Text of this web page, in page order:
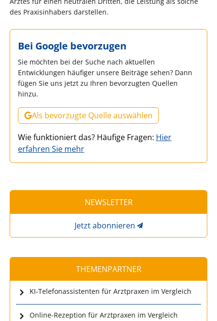
des Praxisinhabers darstellen.
Bei Google bevorzugen
Sie möchten bei der Suche nach aktuellen
Entwicklungen häufiger unsere Beiträge sehen? Dann
fügen Sie uns jetzt zu Ihren bevorzugten Quellen
hinzu.
Als bevorzugte Quelle auswählen
Wie funktioniert das? Häufige Fragen: Hier
erfahren Sie mehr
NEWSLETTER
Jetzt abonnieren
THEMENPARTNER
KI-Telefonassistenten für Arztpraxen im Vergleich
Online-Rezeption für Arztpraxen im Vergleich